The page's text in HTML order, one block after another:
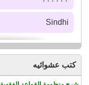
Sindhi
كتب عشوائيه